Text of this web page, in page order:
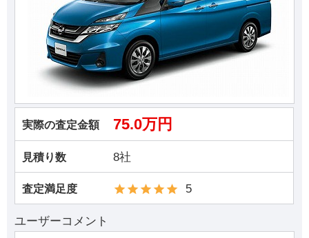
実際の査定金額 75.0万円
見積り数 8社
査定満足度 5
ユーザーコメント